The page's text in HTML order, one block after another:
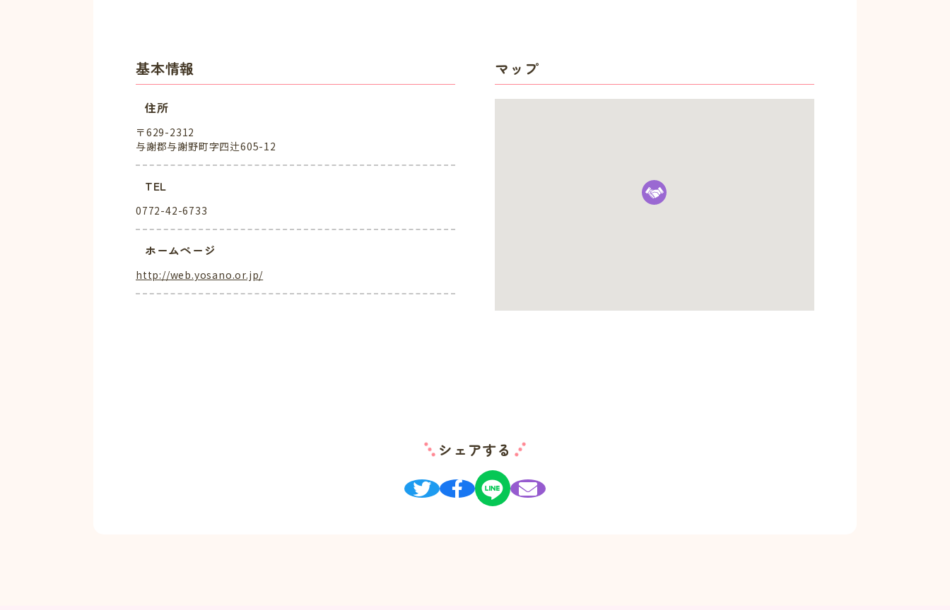
基本情報
住所
〒629-2312
与謝郡与謝野町字四辻605-12
TEL
0772-42-6733
ホームページ
http://web.yosano.or.jp/
マップ
シェアする